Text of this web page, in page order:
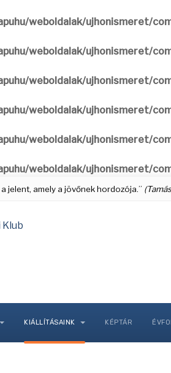
weboldalak/ujhonismeret/
weboldalak/ujhonismeret/
weboldalak/ujhonismeret/
weboldalak/ujhonismeret/
weboldalak/ujhonismeret/
weboldalak/ujhonismeret/
jelent, amely a jövőnek hordozója.”
KIÁLLÍTÁSAINK KÉPTÁR